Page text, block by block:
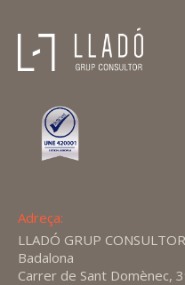
Adreça:
LLADÓ GRUP
Badalona
Carrer de Sant Domènec,